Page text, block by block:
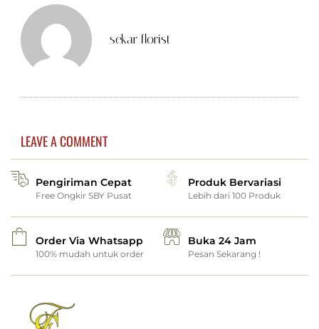
sekar florist
LEAVE A COMMENT
Pengiriman Cepat
Free Ongkir SBY Pusat
Produk Bervariasi
Lebih dari 100 Produk
Order Via Whatsapp
100% mudah untuk order
Buka 24 Jam
Pesan Sekarang !